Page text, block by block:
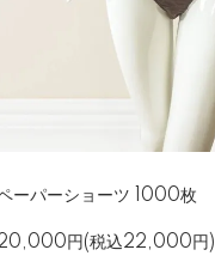
ーパーショーツ 1000枚
円(税込22,000円)